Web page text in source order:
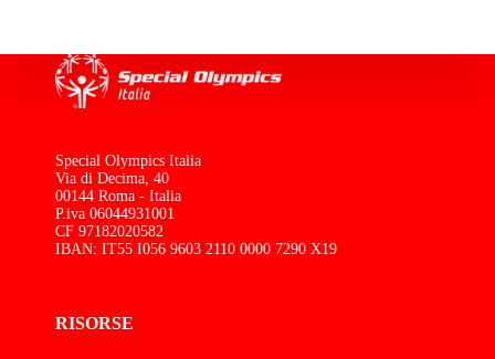
Special Olympics Italia
Via di Decima, 40
00144 Roma - Italia
P.iva 06044931001
CF 97182020582
IBAN: IT55 I056 9603 2110 0000 7290 X19
RISORSE